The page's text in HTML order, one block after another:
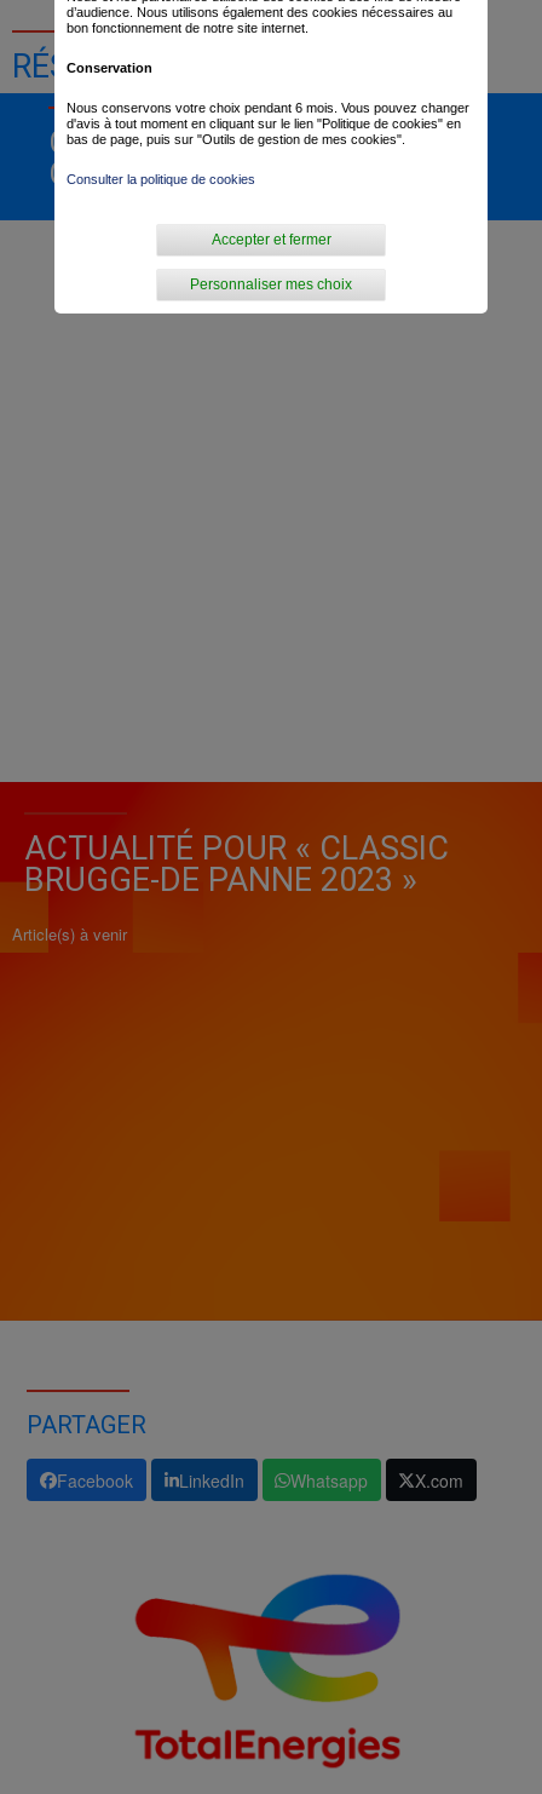
RÉSULTATS DE LA COURSE
CLASSEMENT
GÉNÉRAL
ACTUALITÉ POUR « CLASSIC
BRUGGE-DE PANNE 2023 »
Article(s) à venir
PARTAGER
Facebook LinkedIn Whatsapp X.com
d’audience. Nous utilisons également des cookies nécessaires au
bon fonctionnement de notre site internet.
Conservation
Nous conservons votre choix pendant 6 mois. Vous pouvez changer
d'avis à tout moment en cliquant sur le lien "Politique de cookies" en
bas de page, puis sur "Outils de gestion de mes cookies".
Consulter la politique de cookies
Personnaliser mes choix
Accepter et fermer